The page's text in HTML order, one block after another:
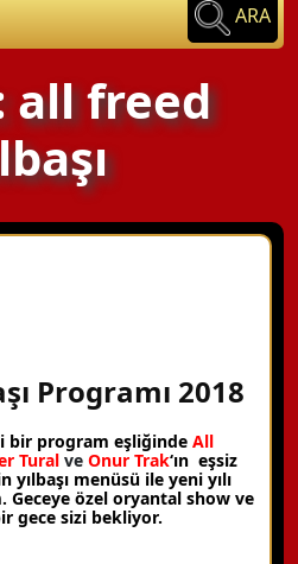
ARA
all freed
Programı 2018
bir program eşliğinde All
Tural ve Onur Trak‘ın eşsiz
yılbaşı menüsü ile yeni yılı
Geceye özel oryantal show ve
gece sizi bekliyor.